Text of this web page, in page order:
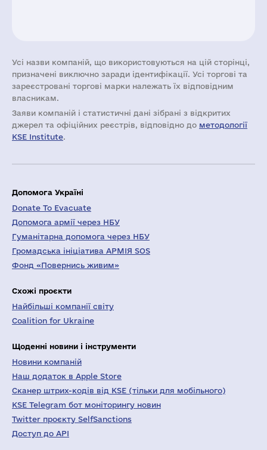
Усі назви компаній, що використовуються на цій сторінці,
призначені виключно заради ідентифікації. Усі торгові та
зареєстровані торгові марки належать їх відповідним
власникам.
Заяви компаній i статистичні дані зібрані з відкритих
джерел та офіційних реєстрів, відповідно до методології
KSE Institute.
Допомога Україні
Donate To Evacuate
Допомога армії через НБУ
Гуманітарна допомога через НБУ
Громадська ініціатива АРМІЯ SOS
Фонд «Повернись живим»
Схожі проєкти
Найбільші компанії світу
Coalition for Ukraine
Щоденні новини і інструменти
Новини компаній
Наш додаток в Apple Store
Сканер штрих-кодів від KSE (тільки для мобільного)
KSE Telegram бот моніторингу новин
Twitter проєкту SelfSanctions
Доступ до API